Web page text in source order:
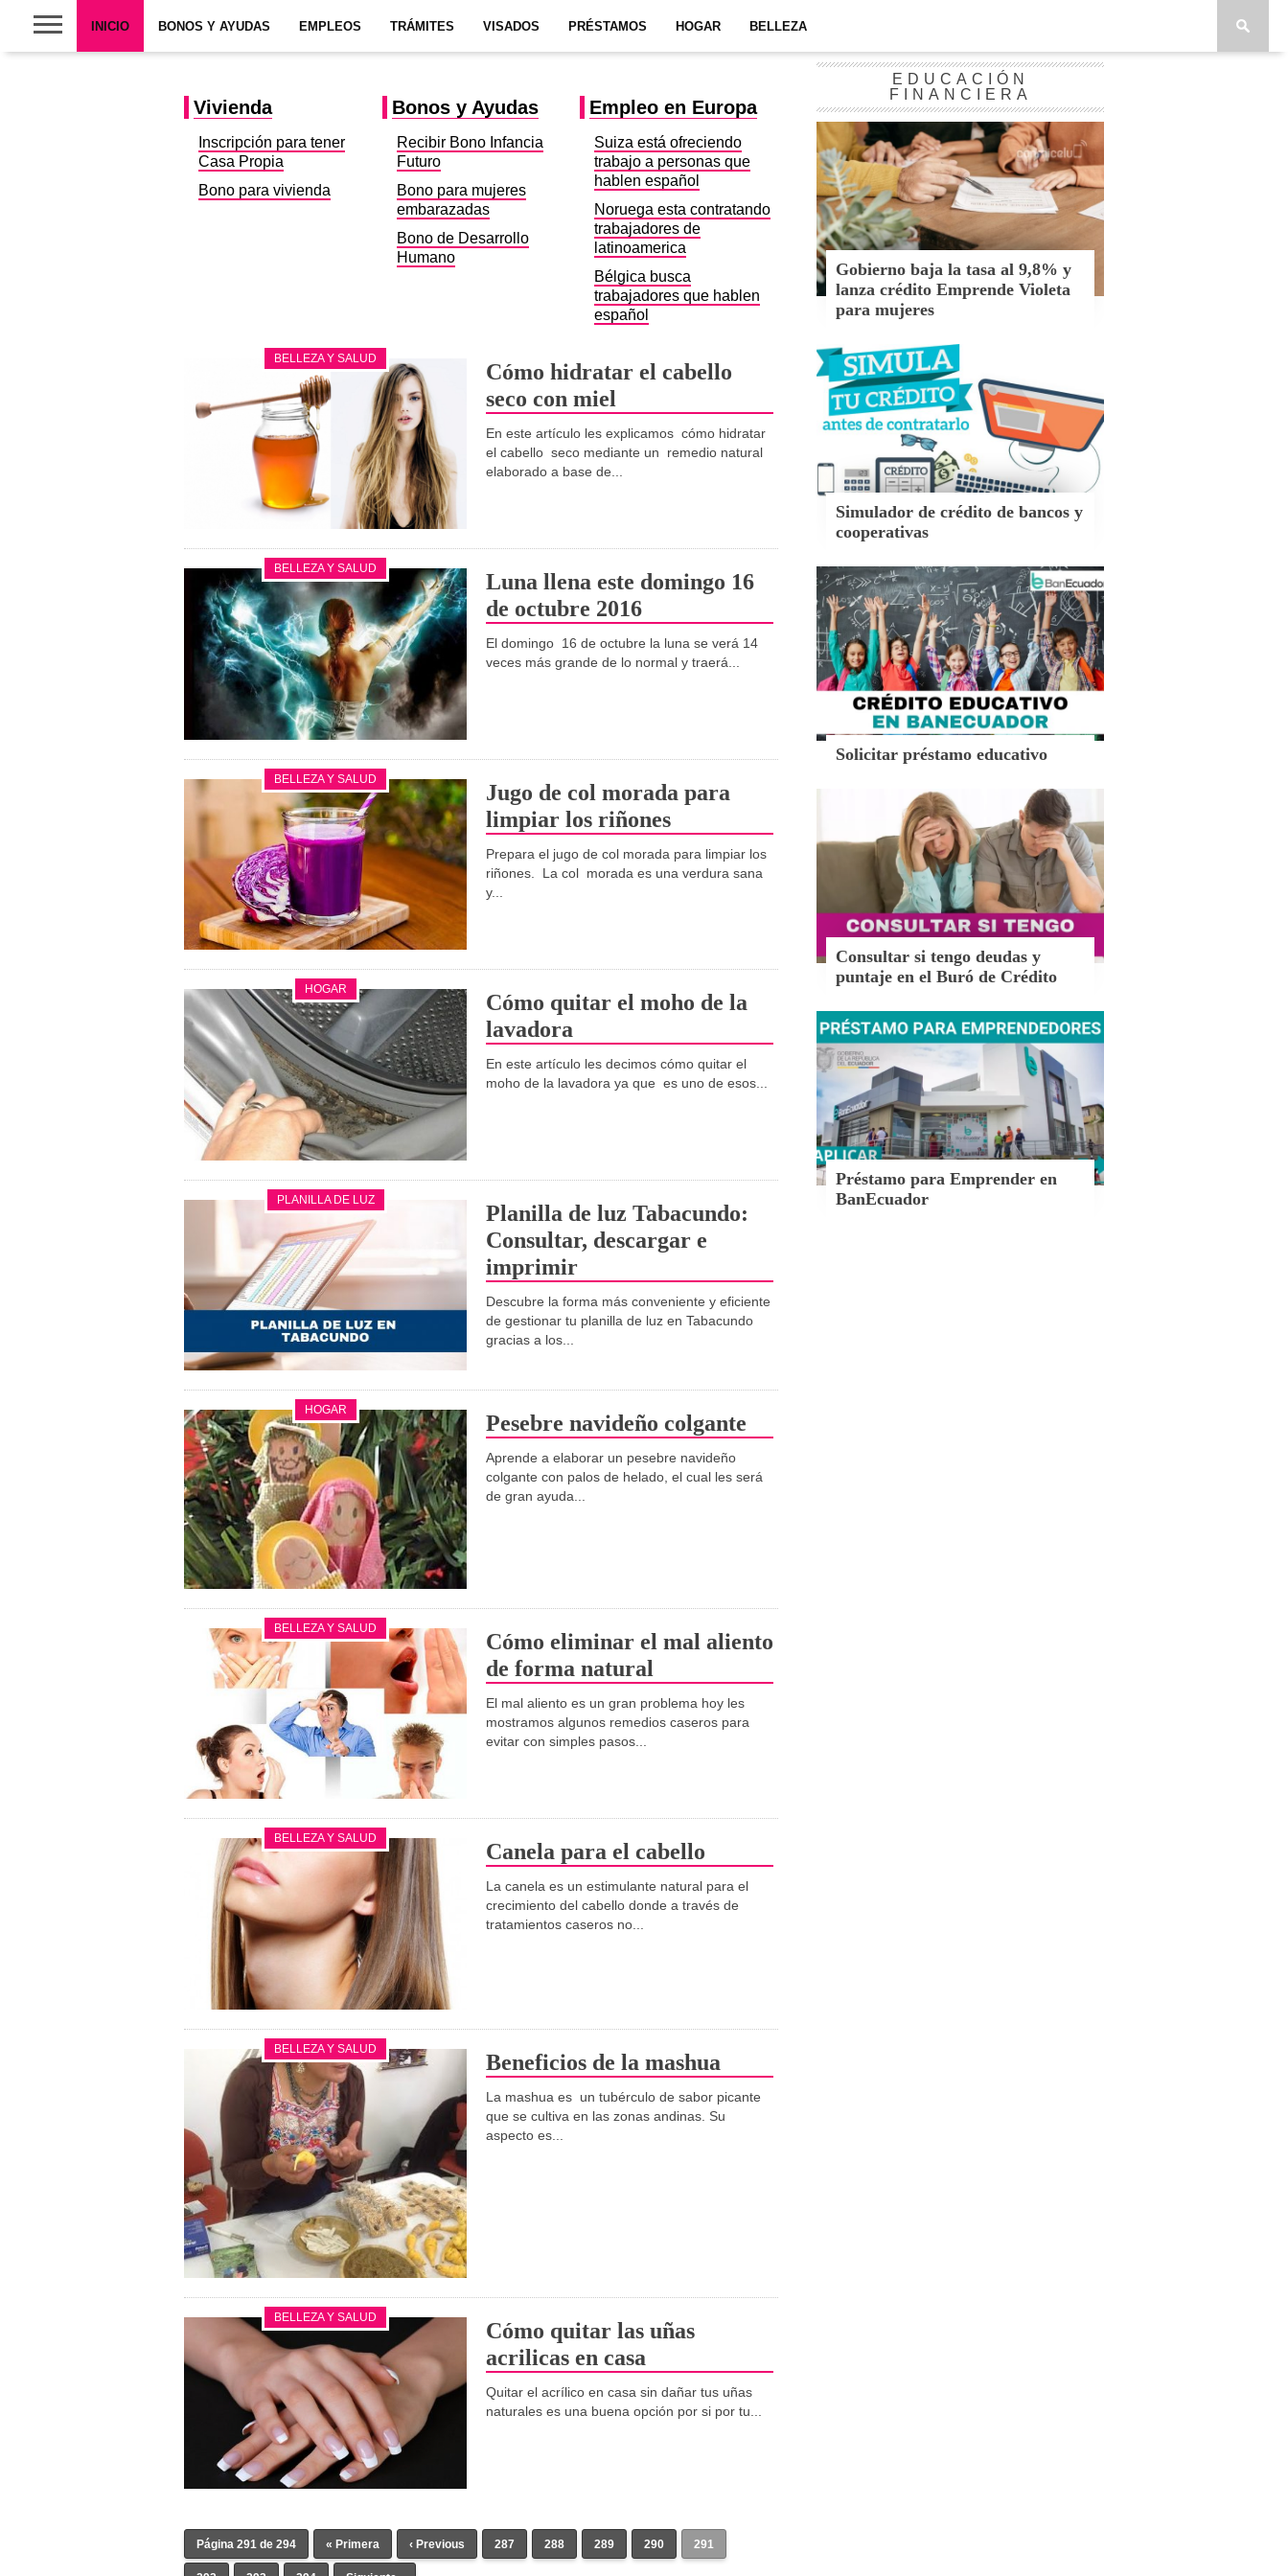
INICIO BONOS Y AYUDAS EMPLEOS TRÁMITES VISADOS PRÉSTAMOS HOGAR BELLEZA
Vivienda
Inscripción para tener
Casa Propia
Bono para vivienda
Bonos y Ayudas
Recibir Bono Infancia
Futuro
Bono para mujeres
embarazadas
Bono de Desarrollo
Humano
Empleo en Europa
Suiza está ofreciendo
trabajo a personas que
hablen español
Noruega esta contratando
trabajadores de
latinoamerica
Bélgica busca
trabajadores que hablen
español
BELLEZA Y SALUD
Cómo hidratar el cabello
seco con miel
En este artículo les explicamos cómo hidratar
el cabello seco mediante un remedio natural
elaborado a base de...
BELLEZA Y SALUD
Luna llena este domingo 16
de octubre 2016
El domingo 16 de octubre la luna se verá 14
veces más grande de lo normal y traerá...
BELLEZA Y SALUD
Jugo de col morada para
limpiar los riñones
Prepara el jugo de col morada para limpiar los
riñones. La col morada es una verdura sana
y...
HOGAR
Cómo quitar el moho de la
lavadora
En este artículo les decimos cómo quitar el
moho de la lavadora ya que es uno de esos...
PLANILLA DE LUZ
Planilla de luz Tabacundo:
Consultar, descargar e
imprimir
Descubre la forma más conveniente y eficiente
de gestionar tu planilla de luz en Tabacundo
gracias a los...
HOGAR
Pesebre navideño colgante
Aprende a elaborar un pesebre navideño
colgante con palos de helado, el cual les será
de gran ayuda...
BELLEZA Y SALUD
Cómo eliminar el mal aliento
de forma natural
El mal aliento es un gran problema hoy les
mostramos algunos remedios caseros para
evitar con simples pasos...
BELLEZA Y SALUD
Canela para el cabello
La canela es un estimulante natural para el
crecimiento del cabello donde a través de
tratamientos caseros no...
BELLEZA Y SALUD
Beneficios de la mashua
La mashua es un tubérculo de sabor picante
que se cultiva en las zonas andinas. Su
aspecto es...
BELLEZA Y SALUD
Cómo quitar las uñas
acrilicas en casa
Quitar el acrílico en casa sin dañar tus uñas
naturales es una buena opción por si por tu...
Página 291 de 294 « Primera ‹ Previous 287 288 289 290 291
EDUCACIÓN
FINANCIERA
Gobierno baja la tasa al 9,8% y
lanza crédito Emprende Violeta
para mujeres
Simulador de crédito de bancos y
cooperativas
Solicitar préstamo educativo
Consultar si tengo deudas y
puntaje en el Buró de Crédito
Préstamo para Emprender en
BanEcuador